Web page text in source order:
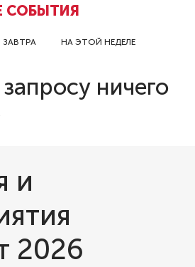
СОБЫТИЯ
ЗАВТРА НА ЭТОЙ НЕДЕЛЕ
ничего
и
2026